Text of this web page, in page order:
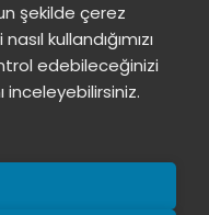
şekilde çerez
kullandığımızı
edebileceğinizi
inceleyebilirsiniz.
campuses